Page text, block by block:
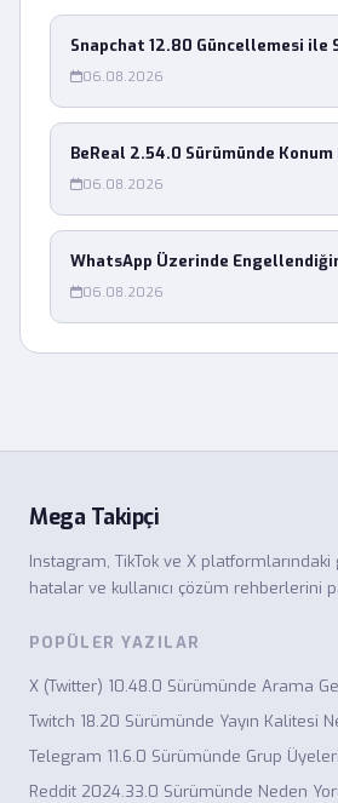
Snapchat 12.80 Güncellemesi ile
06.08.2026
BeReal 2.54.0 Sürümünde
06.08.2026
WhatsApp Üzerinde
06.08.2026
Mega Takipçi
Instagram, TikTok ve X
hatalar ve kullanıcı çözüm rehberlerini
POPÜLER YAZILAR
X (Twitter) 10.48.0 Sürümünde Arama
Twitch 18.20 Sürümünde Yayın Kalitesi
Telegram 11.6.0 Sürümünde Grup
Reddit 2024.33.0 Sürümünde Neden